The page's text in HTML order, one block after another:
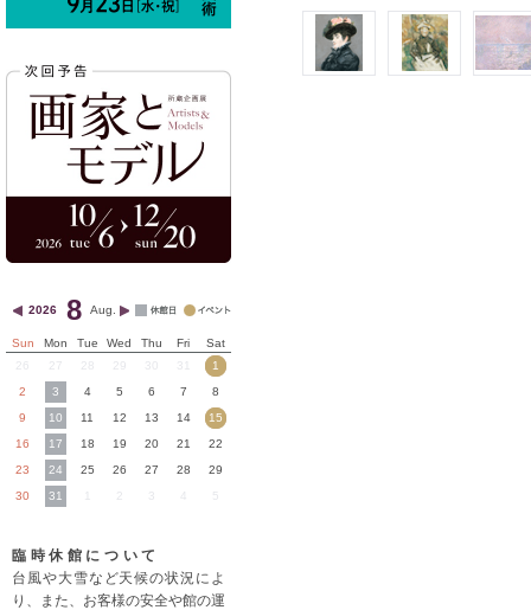
2026 8 Aug.
Sun Mon Tue Wed Thu Fri
Sat
27 29 30 31
1
2
3 4 5 6 7
8
9
10 11 12 13 14
15
16
17 18 19 20 21
22
23
24 25 26 27 28
29
30
31 3 4 5
臨時休館について
台風や大雪など天候の状況によ
り、また、お客様の安全や館の運